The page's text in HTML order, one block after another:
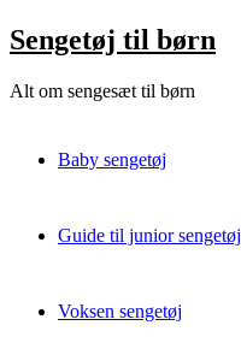
Skip
to
Sengetøj til børn
Alt om sengesæt til børn
Baby sengetøj
Guide til junior sengetøj
Voksen sengetøj